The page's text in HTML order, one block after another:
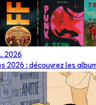
2026
2026 : découvrez les